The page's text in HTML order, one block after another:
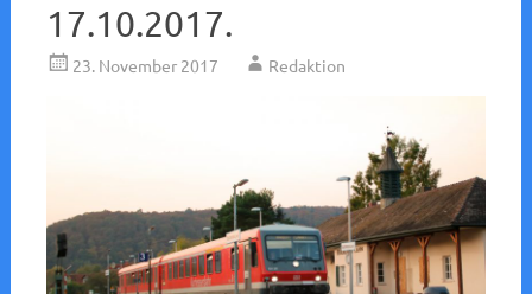
17.10.2017.
23. November 2017 Redaktion